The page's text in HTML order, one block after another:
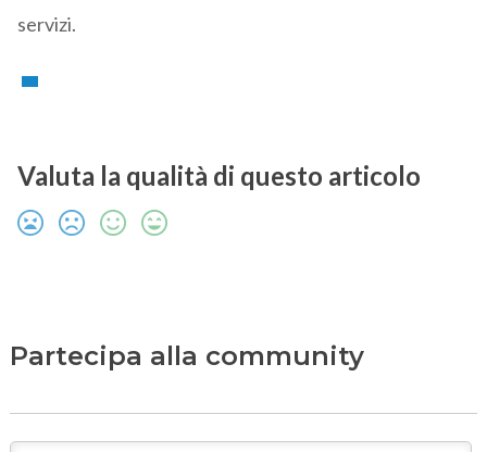
servizi.
Valuta la qualità di questo articolo
Partecipa alla community